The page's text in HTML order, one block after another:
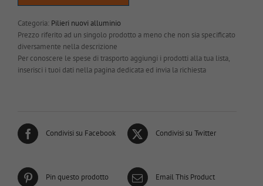
Categoria: Pilieri nuovi alluminio
Prezzo riferito ad un singolo prodotto a meno che non sia specificato
diversamente nella descrizione
Per conoscere le spese di trasporto aggiungi i prodotti alla tua lista,
inserisci i tuoi dati nella pagina dedicata ed invia la richiesta
Condivisi su Facebook Condivisi su Twitter
Pin questo prodotto Email This Product